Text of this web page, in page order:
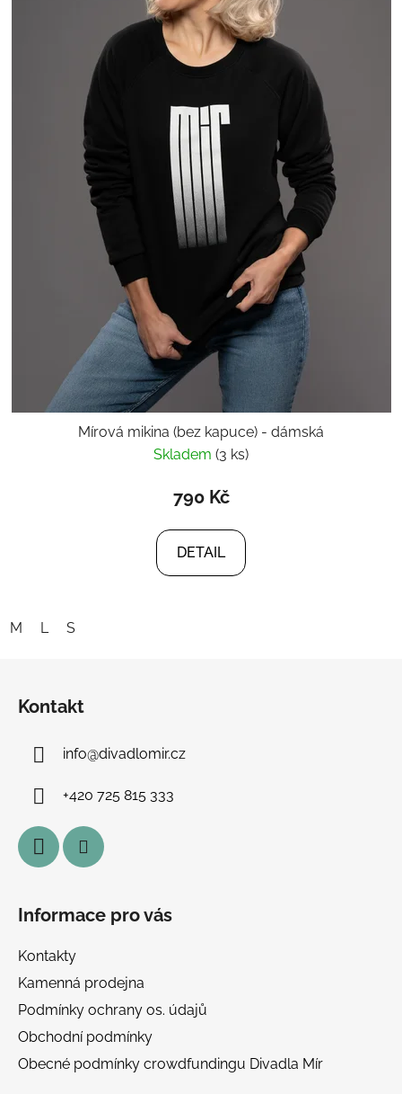
Mírová mikina (bez kapuce) - dámská
Skladem (3 ks)
790 Kč
DETAIL
M L S
Kontakt
info@divadlomir.cz
+420 725 815 333
Informace pro vás
Kontakty
Kamenná prodejna
Podmínky ochrany os. údajů
Obchodní podmínky
Obecné podmínky crowdfundingu Divadla Mír